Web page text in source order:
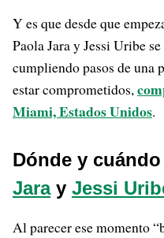
Y es que desde que
Paola Jara y Jessi Uribe
cumpliendo pasos de una
estar comprometidos,
Miami, Estados Unidos.
Dónde y
Jaray Jessi
Al parecer ese momento